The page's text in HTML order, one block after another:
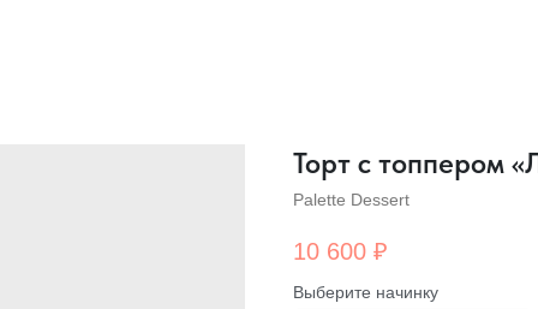
Торт с топпером
Palette Dessert
10 600 ₽
Выберите начинку